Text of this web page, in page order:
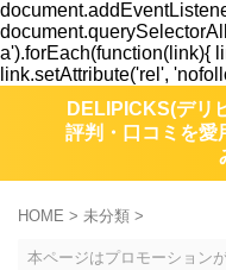
a').forEach(function(link){
link.setAttribute('rel',
DELIPICKS(デリ
評判・口コミを愛
HOME > 未分類 >
本ページはプロモーション